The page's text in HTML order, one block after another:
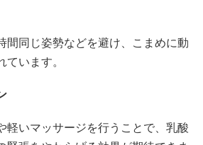
間同じ姿勢などを避け、こまめに動
ています。
軽いマッサージを行うことで、乳酸